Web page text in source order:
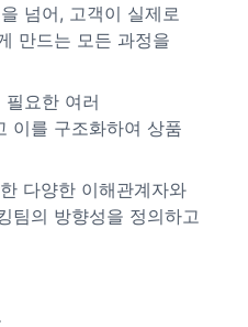
넘어, 고객이 실제로
만드는 모든 과정을
요한 여러
이를 구조화하여 상품
다양한 이해관계자와
팀의 방향성을 정의하고